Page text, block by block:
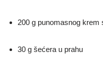
200 g punomasnog krem
30 g šećera u prahu